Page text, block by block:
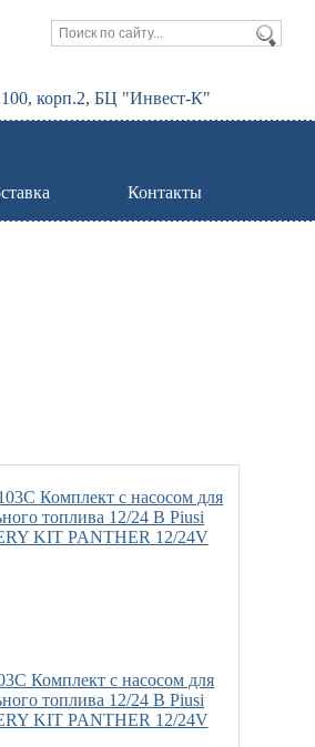
корп.2, БЦ "Инвест-К"
Контакты
Комплект с насосом для
топлива 12/24 В Piusi
KIT PANTHER 12/24V